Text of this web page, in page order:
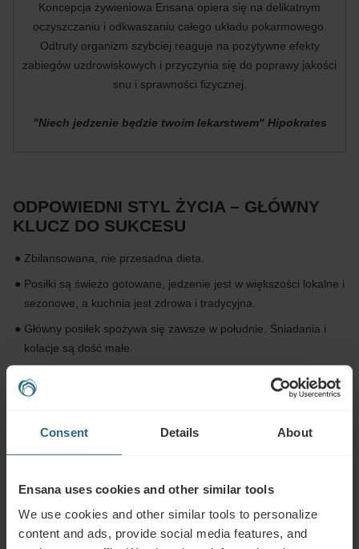
Consent Details About
Ensana uses cookies and other similar tools
We use cookies and other similar tools to personalize
content and ads, provide social media features, and
Koncepcja żywieniowa Ensana opiera się na delikatnym
oczyszczaniu i odkwaszaniu całego układu pokarmowego.
Odtruty organizm szybciej reaguje na pozytywne efekty
zabiegów uzdrowiskowych i przyczynia się do poprawy jakości
snu i sprawności fizycznej.
"Niech jedzenie będzie twoim lekarstwem" Hipokrates
ODPOWIEDNI STYL ŻYCIA – GŁÓWNY
KLUCZ DO SUKCESU
Zbilansowana, nie przesadna dieta.
Posiłki są świeżo gotowane, jedzenie jest w większości lokalne i
sezonowe, a kuchnia jest zdrowa i tradycyjna.
Główny posiłek spożywa się zawsze w południe. Śniadania i
kolacje są dość małe.
rośliny strączkowe i zioła. Żywność jest zdrowa i tak naturalnie
Spożywa się bardzo mało mięsa, raczej więcej ryb, zwłaszcza
słodkowodnych. W menu nie ma mięsa i ryb pochodzących z
takich jak kiełbasy, boczek, hot dogi, hamburgery itp.
Mleko i produkty mleczne, takie jak jogurt i ser, są spożywane